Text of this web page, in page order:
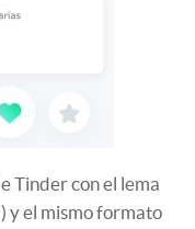
Tinder con el lema
y el mismo formato